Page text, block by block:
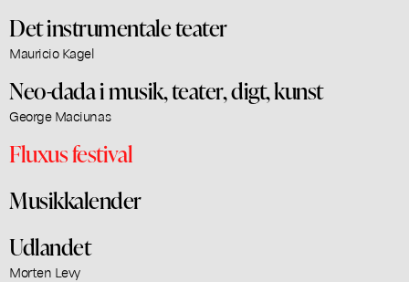
Det instrumentale teater
Mauricio Kagel
Neo-dada i musik, teater, digt, kunst
George Maciunas
Fluxus festival
Musikkalender
Udlandet
Morten Levy